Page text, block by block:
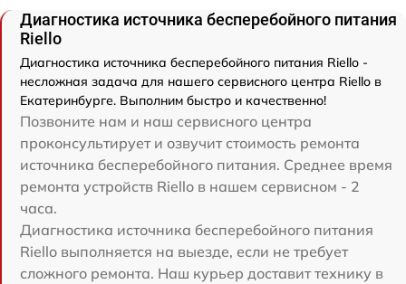
Диагностика источника бесперебойного питания
Riello
Диагностика источника бесперебойного питания Riello -
несложная задача для нашего сервисного центра Riello в
Екатеринбурге. Выполним быстро и качественно!
Позвоните нам и наш сервисного центра
проконсультирует и озвучит стоимость ремонта
источника бесперебойного питания. Среднее время
ремонта устройств Riello в нашем сервисном - 2
часа.
Диагностика источника бесперебойного питания
Riello выполняется на выезде, если не требует
сложного ремонта. Наш курьер доставит технику в